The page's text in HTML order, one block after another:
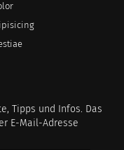
Tipps und Infos. Das
E-Mail-Adresse